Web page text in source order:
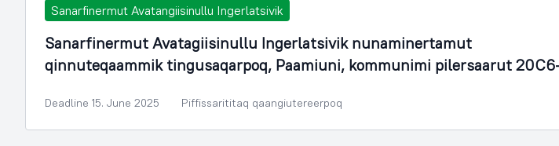
Sanarfinermut Avatangiisinullu Ingerlatsivik
Sanarfinermut Avatagiisinullu Ingerlatsivik nunaminertamut
qinnuteqaammik tingusaqarpoq, Paamiuni, kommunimi pilersaarut
Deadline 15. June 2025 Piffissarititaq qaangiutereerpoq